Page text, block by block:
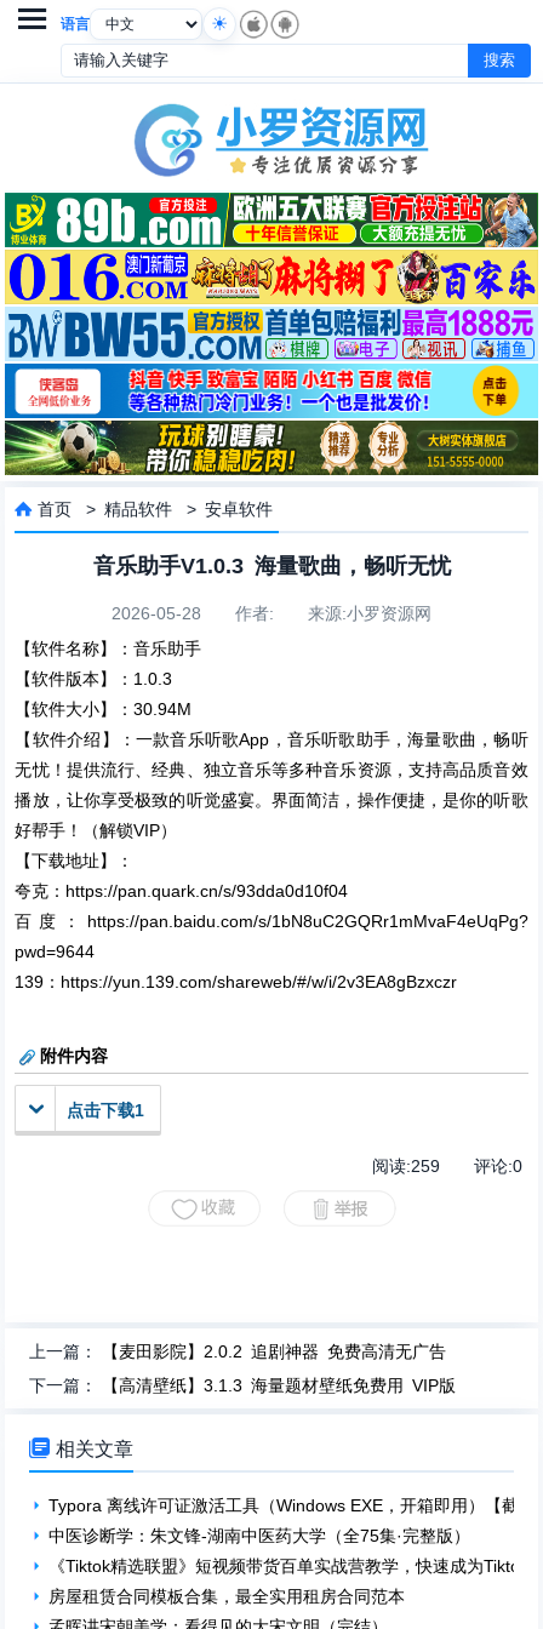
语言

 首页 >精品软件 >安卓软件
音乐助手V1.0.3 海量歌曲，畅听无忧
2026-05-28 作者: 来源:小罗资源网
【软件名称】：音乐助手
【软件版本】：1.0.3
【软件大小】：30.94M
【软件介绍】：一款音乐听歌App，音乐听歌助手，海量歌曲，畅听
无忧！提供流行、经典、独立音乐等多种音乐资源，支持高品质音效
播放，让你享受极致的听觉盛宴。界面简洁，操作便捷，是你的听歌
好帮手！（解锁VIP）
【下载地址】：
夸克：https://pan.quark.cn/s/93dda0d10f04
百度：https://pan.baidu.com/s/1bN8uC2GQRr1mMvaF4eUqPg?
pwd=9644
139：https://yun.139.com/shareweb/#/w/i/2v3EA8gBzxczr
附件内容
点击下载1
阅读:259评论:0
上一篇：
【麦田影院】2.0.2 追剧神器 免费高清无广告
下一篇：
【高清壁纸】3.1.3 海量题材壁纸免费用 VIP版
 相关文章
Typora 离线许可证激活工具（Windows EXE，开箱即用）【截
中医诊断学：朱文锋-湖南中医药大学（全75集·完整版）
《Tiktok精选联盟》短视频带货百单实战营教学，快速成为Tiktok
房屋租赁合同模板合集，最全实用租房合同范本